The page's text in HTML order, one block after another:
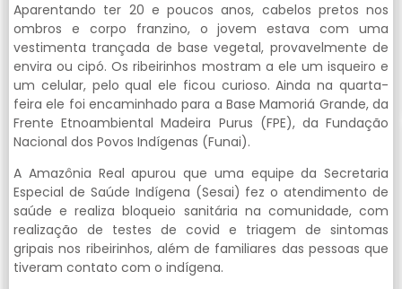
Aparentando ter 20 e poucos anos, cabelos pretos nos
ombros e corpo franzino, o jovem estava com uma
vestimenta trançada de base vegetal, provavelmente de
envira ou cipó. Os ribeirinhos mostram a ele um isqueiro e
um celular, pelo qual ele ficou curioso. Ainda na quarta-
feira ele foi encaminhado para a Base Mamoriá Grande, da
Frente Etnoambiental Madeira Purus (FPE), da Fundação
Nacional dos Povos Indígenas (Funai).
A Amazônia Real apurou que uma equipe da Secretaria
Especial de Saúde Indígena (Sesai) fez o atendimento de
saúde e realiza bloqueio sanitária na comunidade, com
realização de testes de covid e triagem de sintomas
gripais nos ribeirinhos, além de familiares das pessoas que
tiveram contato com o indígena.